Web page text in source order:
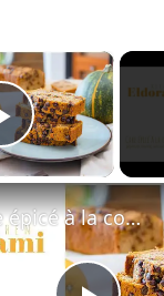
×
Play Video
Cake épicé à la courgette et aux pépites de chocolat | Sans sucre et sans lactose